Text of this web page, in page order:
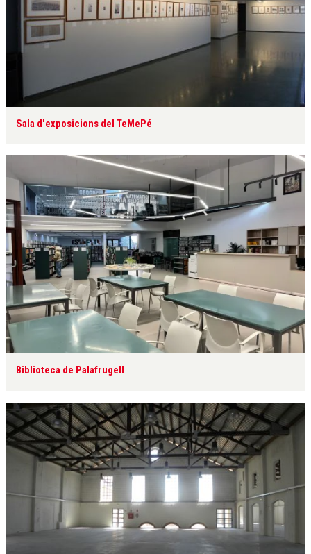
Sala d'exposicions del TeMePé
Biblioteca de Palafrugell